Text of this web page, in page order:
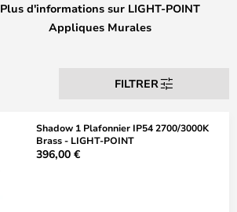
Plus d'informations sur LIGHT-POINT
Appliques Murales
FILTRER
Shadow 1 Plafonnier IP54 2700/3000K
Brass - LIGHT-POINT
396,00 €